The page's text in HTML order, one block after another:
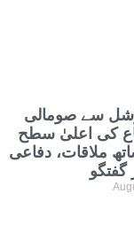
سے صومالی
کی اعلیٰ سطح
ملاقات، دفاعی
گفتگو